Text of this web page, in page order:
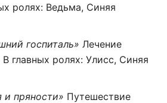
ролях: Ведьма, Синяя
госпиталь» Лечение
В главных ролях: Улисс, Синяя
и пряности» Путешествие